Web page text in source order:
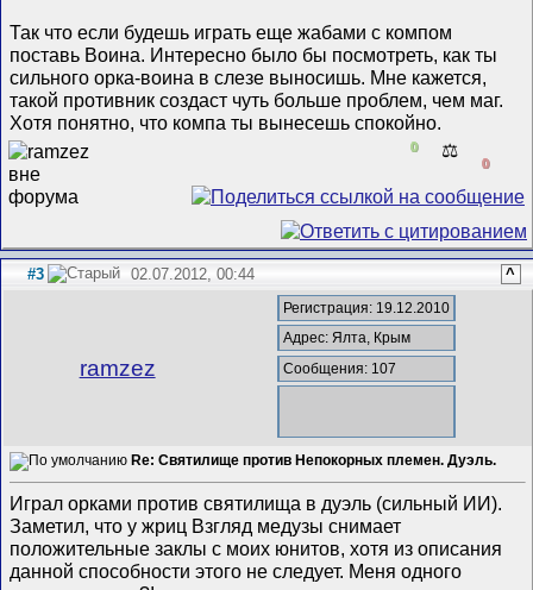
Так что если будешь играть еще жабами с компом
поставь Воина. Интересно было бы посмотреть, как ты
сильного орка-воина в слезе выносишь. Мне кажется,
такой противник создаст чуть больше проблем, чем маг.
Хотя понятно, что компа ты вынесешь спокойно.
0 ⚖️
0
#3 02.07.2012, 00:44 ^
ramzez
Регистрация: 19.12.2010
Адрес: Ялта, Крым
Сообщения: 107
Re: Святилище против Непокорных племен. Дуэль.
Играл орками против святилища в дуэль (сильный ИИ).
Заметил, что у жриц Взгляд медузы снимает
положительные заклы с моих юнитов, хотя из описания
данной способности этого не следует. Меня одного